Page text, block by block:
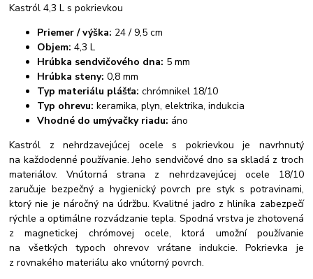
Kastról 4,3 L s pokrievkou
Priemer / výška: 24 / 9,5 cm
Objem: 4,3 L
Hrúbka sendvičového dna: 5 mm
Hrúbka steny: 0,8 mm
Typ materiálu plášťa:chrómnikel 18/10
Typ ohrevu:keramika, plyn, elektrika, indukcia
Vhodné do umývačky riadu: áno
Kastról z nehrdzavejúcej ocele s pokrievkou je navrhnutý
na každodenné používanie. Jeho sendvičové dno sa skladá z troch
materiálov. Vnútorná strana z nehrdzavejúcej ocele 18/10
zaručuje bezpečný a hygienický povrch pre styk s potravinami,
ktorý nie je náročný na údržbu. Kvalitné jadro z hliníka zabezpečí
rýchle a optimálne rozvádzanie tepla. Spodná vrstva je zhotovená
z magnetickej chrómovej ocele, ktorá umožní používanie
na všetkých typoch ohrevov vrátane indukcie. Pokrievka je
z rovnakého materiálu ako vnútorný povrch.